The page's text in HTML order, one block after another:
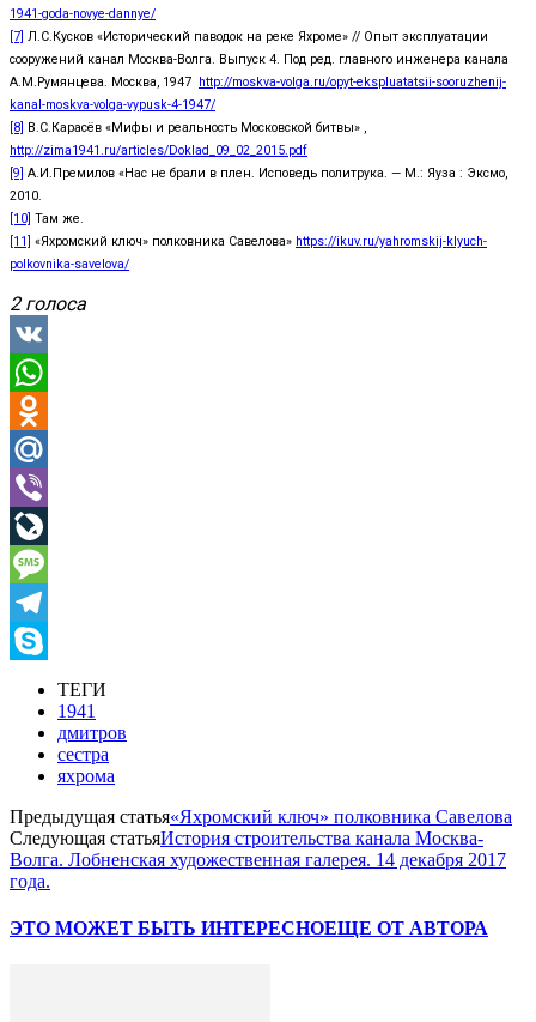
1941-goda-novye-dannye/
[7] Л.С.Кусков «Исторический паводок на реке Яхроме» // Опыт эксплуатации
сооружений канал Москва-Волга. Выпуск 4. Под ред. главного инженера канала
А.М.Румянцева. Москва, 1947 http://moskva-volga.ru/opyt-ekspluatatsii-sooruzhenij-
kanal-moskva-volga-vypusk-4-1947/
[8] В.С.Карасёв «Мифы и реальность Московской битвы» ,
http://zima1941.ru/articles/Doklad_09_02_2015.pdf
[9] А.И.Премилов «Нас не брали в плен. Исповедь политрука. — М.: Яуза : Эксмо,
2010.
[10] Там же.
[11] «Яхромский ключ» полковника Савелова» https://ikuv.ru/yahromskij-klyuch-
polkovnika-savelova/
2 голоса
VK
WhatsApp
Odnoklassniki
Mail.Ru
Viber
LiveJournal
Message
Telegram
SkypeТЕГИ
1941
дмитров
сестра
яхрома
Предыдущая статья«Яхромский ключ» полковника Савелова
Следующая статьяИстория строительства канала Москва-
Волга. Лобненская художественная галерея. 14 декабря 2017
года.
ЭТО МОЖЕТ БЫТЬ ИНТЕРЕСНОЕЩЕ ОТ АВТОРА